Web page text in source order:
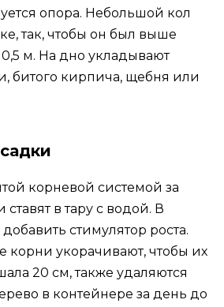
опора. Небольшой кол
так, чтобы он был выше
м. На дно укладывают
битого кирпича, щебня или
корневой системой за
в тару с водой. В
стимулятор роста.
корни укорачивают, чтобы их
20 см, также удаляются
в контейнере за день до